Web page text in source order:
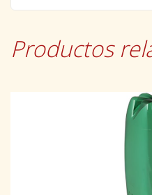
Productos